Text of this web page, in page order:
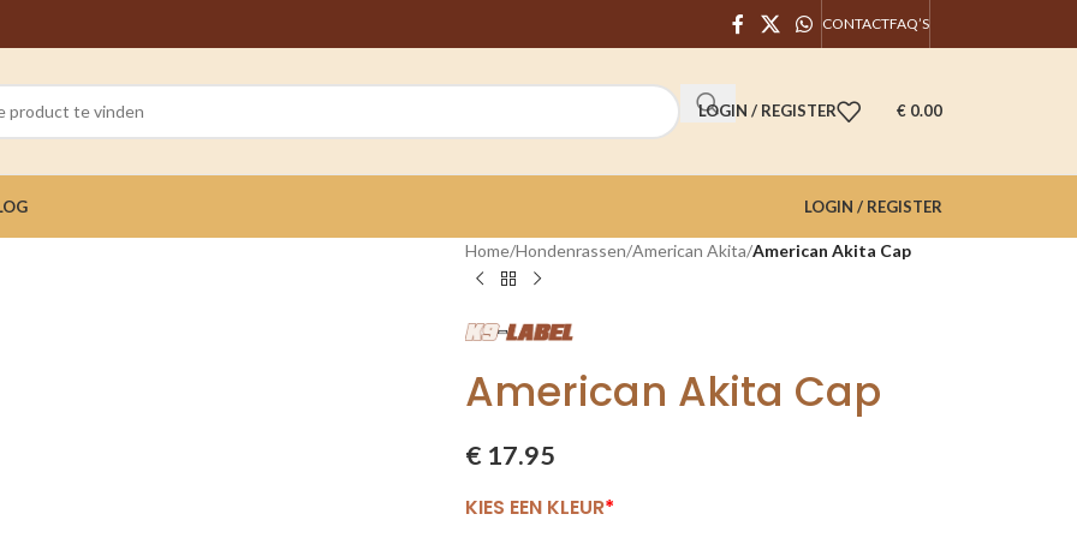
CONTACTFAQ’S
LOGIN / REGISTER € 0.00
LOGIN / REGISTER
Home/Hondenrassen/American Akita/American Akita Cap
American Akita Cap
€ 17.95
*
KIES EEN KLEUR